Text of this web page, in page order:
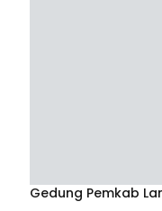
Gedung Pemkab